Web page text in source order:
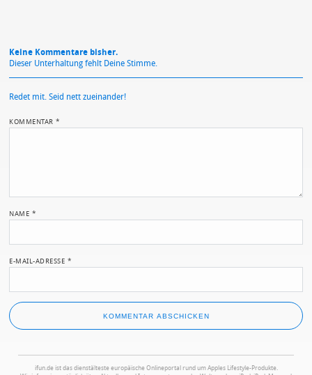
Keine Kommentare bisher.
Dieser Unterhaltung fehlt Deine Stimme.
Redet mit. Seid nett zueinander!
KOMMENTAR*
NAME *
E-MAIL-ADRESSE *
ifun.de ist das dienstälteste europäische Onlineportal rund um Apples Lifestyle-Produkte.